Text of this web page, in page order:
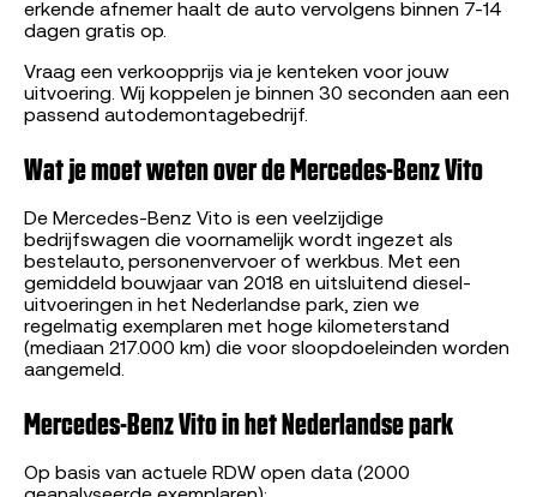
erkende afnemer haalt de auto vervolgens binnen 7-14
dagen gratis op.
Vraag een verkoopprijs via je kenteken voor jouw
uitvoering. Wij koppelen je binnen 30 seconden aan een
passend autodemontagebedrijf.
Wat je moet weten over de Mercedes-Benz Vito
De Mercedes-Benz Vito is een veelzijdige
bedrijfswagen die voornamelijk wordt ingezet als
bestelauto, personenvervoer of werkbus. Met een
gemiddeld bouwjaar van 2018 en uitsluitend diesel-
uitvoeringen in het Nederlandse park, zien we
regelmatig exemplaren met hoge kilometerstand
(mediaan 217.000 km) die voor sloopdoeleinden worden
aangemeld.
Mercedes-Benz Vito in het Nederlandse park
Op basis van actuele RDW open data (2000